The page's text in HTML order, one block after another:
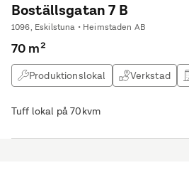
Boställsgatan 7 B
1096, Eskilstuna • Heimstaden AB
70 m²
Produktionslokal Verkstad
Tuff lokal på 70kvm